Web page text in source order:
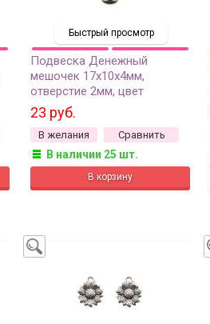
Быстрый просмотр
Подвеска Денежный
мешочек 17х10х4мм,
отверстие 2мм, цвет
античное серебро, сплав
металлов, 22-010, 1шт
23 руб.
В желания Сравнить
В наличии 25 шт.